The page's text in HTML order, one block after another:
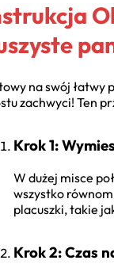
na swój łatwy
zachwyci! Ten
Krok 1:
W dużej misce
wszystko
placuszki, takie
Krok 2: Czas